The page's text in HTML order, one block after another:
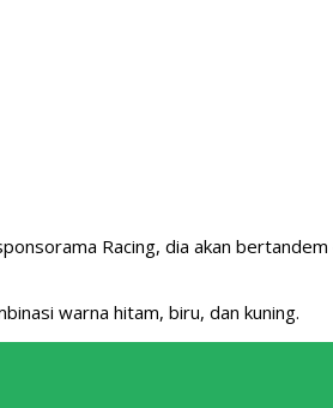
Racing, dia akan
warna hitam, biru, dan kuning.